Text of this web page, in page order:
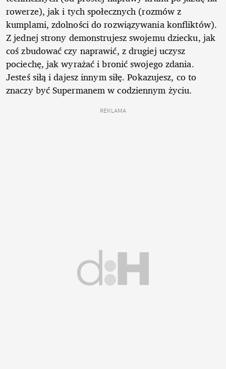
rowerze), jak i tych społecznych (rozmów z
kumplami, zdolności do rozwiązywania konfliktów).
Z jednej strony demonstrujesz swojemu dziecku, jak
coś zbudować czy naprawić, z drugiej uczysz
pociechę, jak wyrażać i bronić swojego zdania.
Jesteś siłą i dajesz innym siłę. Pokazujesz, co to
znaczy być Supermanem w codziennym życiu.
REKLAMA